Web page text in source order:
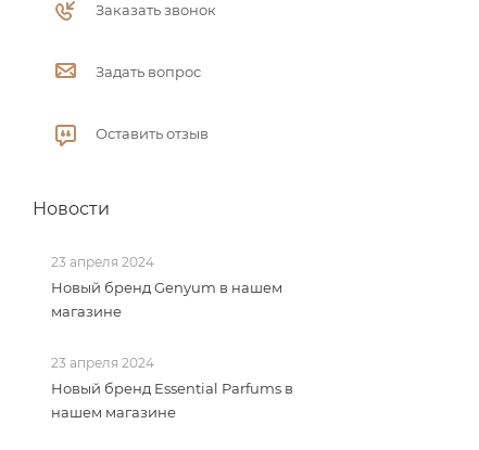
Заказать звонок
Задать вопрос
Оставить отзыв
Новости
23 апреля 2024
Новый бренд Genyum в нашем
магазине
23 апреля 2024
Новый бренд Essential Parfums в
нашем магазине